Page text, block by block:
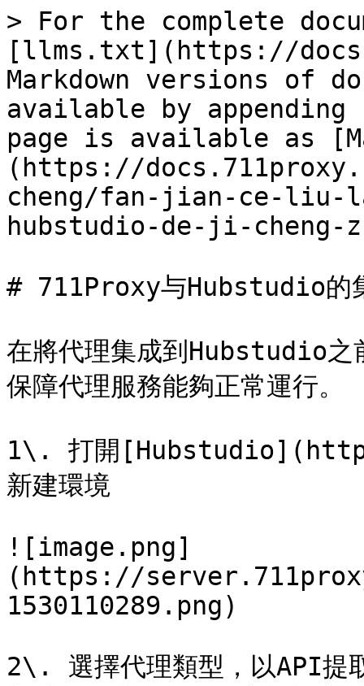
> For the complete
[llms.txt](https://
Markdown versions of
available by
page is available as
(https://
cheng/fan-jian-ce-liu-
hubstudio-de-ji-cheng-
# 711Proxy与Hubstudio的
在將代理集成到Hubstudio之
保障代理服務能夠正常運行。
1\. 打開
新建環境
![image.png]
(https://
1530110289.png)
2\. 選擇代理類型，以API提